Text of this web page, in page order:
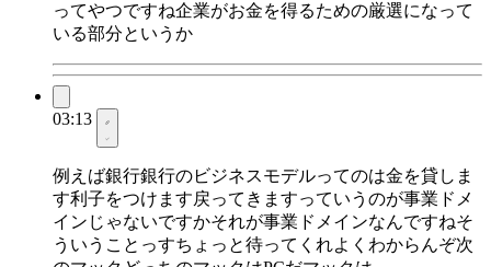
ってやつですね企業がお金を得るための厳選になって
いる部分というか
03:13
例えば銀行銀行のビジネスモデルってのは金を貸しま
す利子をつけます戻ってきますっていうのが事業ドメ
インじゃないですかそれが事業ドメインなんですねそ
ういうことっすちょっと待ってくれよくわからんぞ次